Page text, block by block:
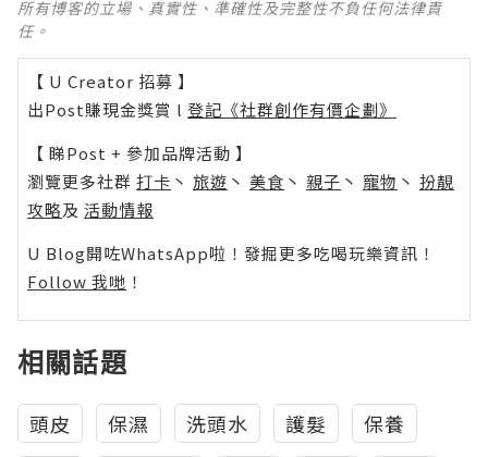
所有博客的立場、真實性、準確性及完整性不負任何法律責
任。
【 U Creator 招募 】
出Post賺現金獎賞 l 登記《社群創作有價企劃》
【 睇Post + 參加品牌活動 】
瀏覽更多社群 打卡 丶 旅遊 丶 美食 丶 親子 丶 寵物 丶 扮靚
攻略及 活動情報
U Blog開咗WhatsApp啦！發掘更多吃喝玩樂資訊！
Follow 我哋 ！
相關話題
頭皮 保濕 洗頭水 護髮
保養